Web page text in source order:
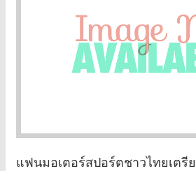
แฟนมอเตอร์สปอร์ตชาวไทยเตรี